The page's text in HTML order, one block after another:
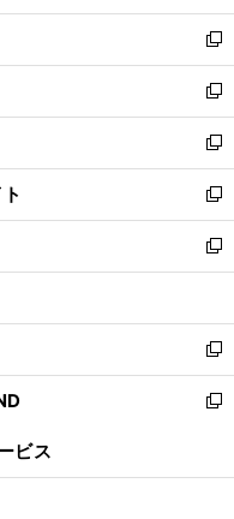
開
く
ウ
で
開
く
ン
ド
ウ
で
開
く
ウ
ィ
ン
ド
ウ
で
開
く
新
し
い
ウ
ィ
ン
ド
ウ
で
開
新
し
い
ウ
ィ
ン
ド
ウ
開
く
新
し
い
ウ
ィ
ン
ウ
で
開
く
新
し
い
ウ
ン
ド
ウ
で
新
し
ウ
ィ
ン
ド
開
新
し
い
ン
新
ウ
ビス